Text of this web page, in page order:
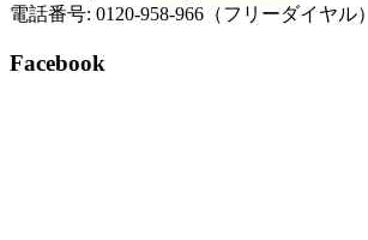
電話番号: 0120-958-966（フリーダイヤル）
Facebook